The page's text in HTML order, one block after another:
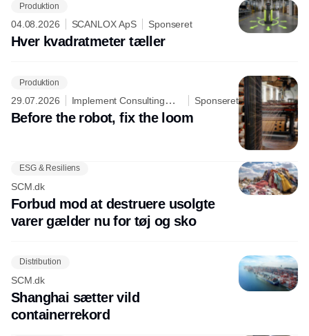
Produktion
04.08.2026 SCANLOX ApS Sponseret
Hver kvadratmeter tæller
Produktion
29.07.2026
Implement Consulting
Group
Sponseret
Before the robot, fix the loom
ESG & Resiliens
SCM.dk
Forbud mod at destruere usolgte
varer gælder nu for tøj og sko
Distribution
SCM.dk
Shanghai sætter vild
containerrekord